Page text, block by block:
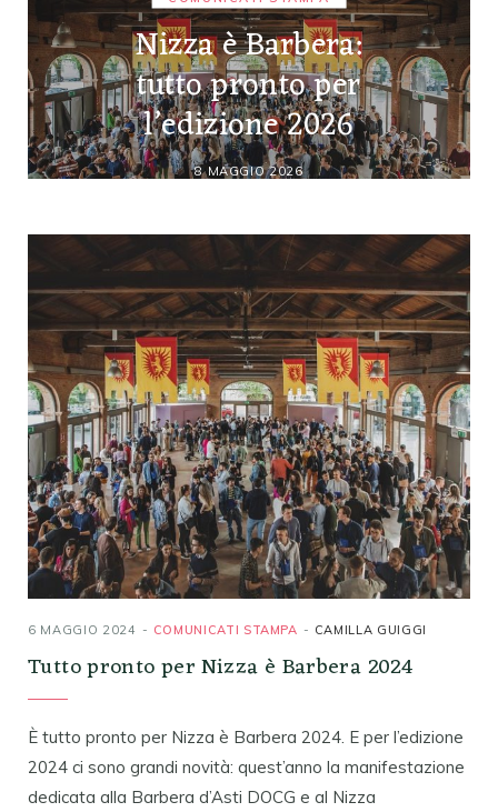
Nizza è Barbera:
tutto pronto per
l’edizione 2026
8 MAGGIO 2026
6 MAGGIO 2024 COMUNICATI STAMPA CAMILLA GUIGGI
Tutto pronto per Nizza è Barbera 2024
È tutto pronto per Nizza è Barbera 2024. E per l’edizione
2024 ci sono grandi novità: quest’anno la manifestazione
dedicata alla Barbera d’Asti DOCG e al Nizza